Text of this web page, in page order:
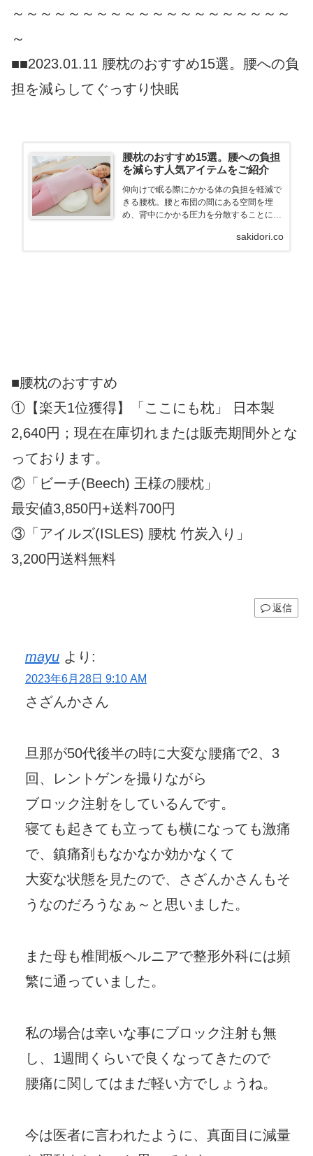
～～～～～～～～～～～～～～～～～～～～
～
■■2023.01.11 腰枕のおすすめ15選。腰への負
担を減らしてぐっすり快眠
腰枕のおすすめ15選。腰への負担
を減らす人気アイテムをご紹介
仰向けで眠る際にかかる体の負担を軽減で
きる腰枕。腰と布団の間にある空間を埋
め、背中にかかる圧力を分散することによ
です。今回は、腰枕を選ぶ際に気を付けた
sakidori.co
■腰枕のおすすめ
①【楽天1位獲得】「ここにも枕」 日本製
2,640円；現在在庫切れまたは販売期間外とな
っております。
②「ビーチ(Beech) 王様の腰枕」
最安値3,850円+送料700円
③「アイルズ(ISLES) 腰枕 竹炭入り」
3,200円送料無料
返信
mayu より:
2023年6月28日 9:10 AM
さざんかさん
旦那が50代後半の時に大変な腰痛で2、3
回、レントゲンを撮りながら
ブロック注射をしているんです。
寝ても起きても立っても横になっても激痛
で、鎮痛剤もなかなか効かなくて
大変な状態を見たので、さざんかさんもそ
うなのだろうなぁ～と思いました。
また母も椎間板ヘルニアで整形外科には頻
繁に通っていました。
私の場合は幸いな事にブロック注射も無
し、1週間くらいで良くなってきたので
腰痛に関してはまだ軽い方でしょうね。
今は医者に言われたように、真面目に減量